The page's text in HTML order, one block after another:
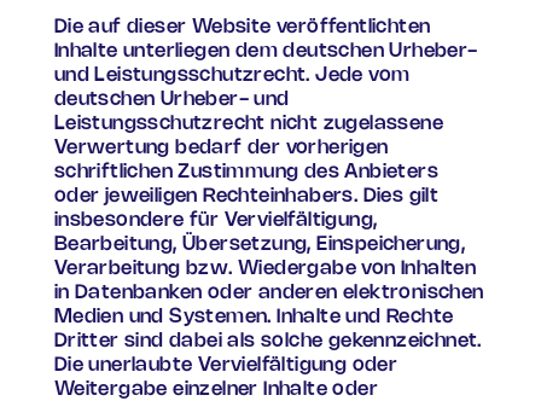
Die auf dieser Website veröffentlichten
Inhalte unterliegen dem deutschen Urheber-
und Leistungsschutzrecht. Jede vom
deutschen Urheber- und
Leistungsschutzrecht nicht zugelassene
Verwertung bedarf der vorherigen
schriftlichen Zustimmung des Anbieters
oder jeweiligen Rechteinhabers. Dies gilt
insbesondere für Vervielfältigung,
Bearbeitung, Übersetzung, Einspeicherung,
Verarbeitung bzw. Wiedergabe von Inhalten
in Datenbanken oder anderen elektronischen
Medien und Systemen. Inhalte und Rechte
Dritter sind dabei als solche gekennzeichnet.
Die unerlaubte Vervielfältigung oder
Weitergabe einzelner Inhalte oder